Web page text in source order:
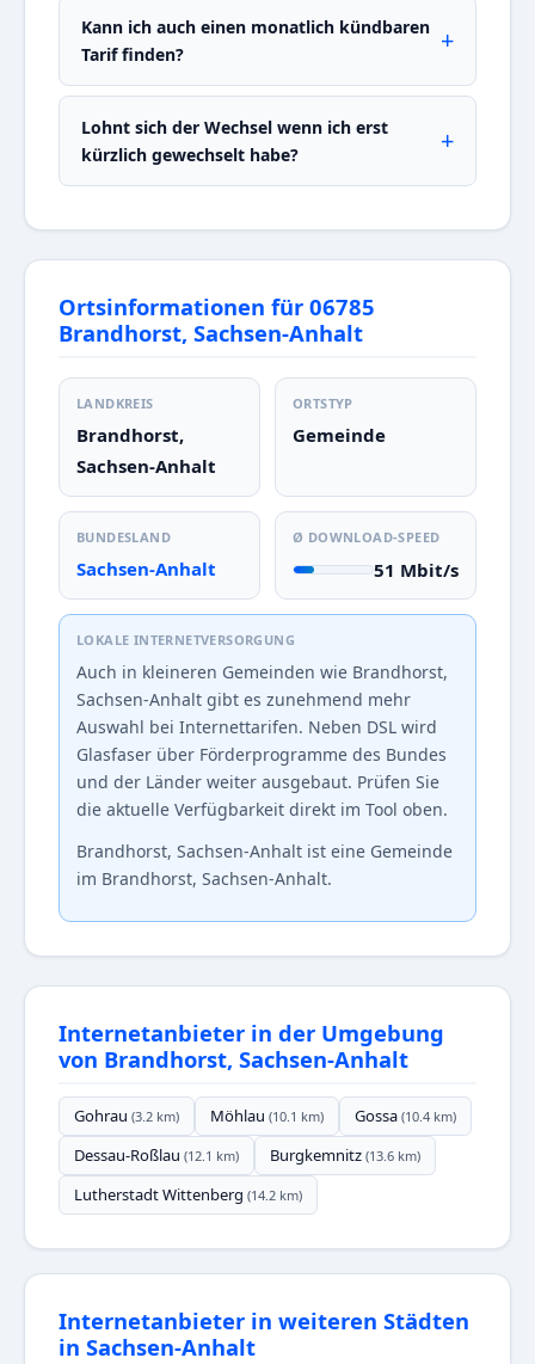
Kann ich auch einen monatlich kündbaren
Tarif finden?
Lohnt sich der Wechsel wenn ich erst
kürzlich gewechselt habe?
Ortsinformationen für 06785
Brandhorst, Sachsen-Anhalt
LANDKREIS
Brandhorst,
Sachsen-Anhalt
ORTSTYP
Gemeinde
BUNDESLAND
Sachsen-Anhalt
Ø DOWNLOAD-SPEED
51 Mbit/s
LOKALE INTERNETVERSORGUNG
Auch in kleineren Gemeinden wie Brandhorst,
Sachsen-Anhalt gibt es zunehmend mehr
Auswahl bei Internettarifen. Neben DSL wird
Glasfaser über Förderprogramme des Bundes
und der Länder weiter ausgebaut. Prüfen Sie
die aktuelle Verfügbarkeit direkt im Tool oben.
Brandhorst, Sachsen-Anhalt ist eine Gemeinde
im Brandhorst, Sachsen-Anhalt.
Internetanbieter in der Umgebung
von Brandhorst, Sachsen-Anhalt
Gohrau (3.2 km) Möhlau (10.1 km) Gossa (10.4 km)
Dessau-Roßlau (12.1 km) Burgkemnitz (13.6 km)
Lutherstadt Wittenberg (14.2 km)
Internetanbieter in weiteren Städten
in Sachsen-Anhalt